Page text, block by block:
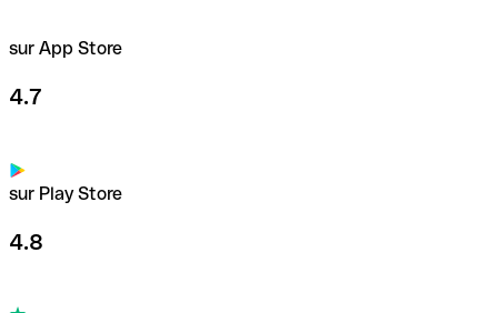
sur App Store
4.7
sur Play Store
4.8